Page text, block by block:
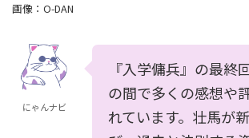
画像： O-DAN
にゃんナビ
『入学傭兵』の最終
の間で多くの感想や
れています。壮馬が